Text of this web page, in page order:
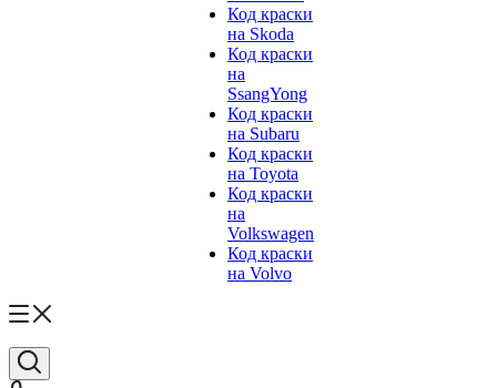
Код краски
на Skoda
Код краски
на
SsangYong
Код краски
на Subaru
Код краски
на Toyota
Код краски
на
Volkswagen
Код краски
на Volvo